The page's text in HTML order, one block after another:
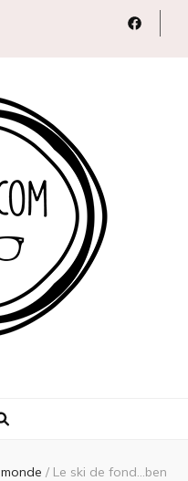
/ Le ski de fond…ben